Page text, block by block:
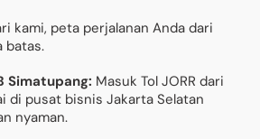
kami, peta perjalanan Anda dari
batas.
Simatupang: Masuk Tol JORR dari
di pusat bisnis Jakarta Selatan
nyaman.